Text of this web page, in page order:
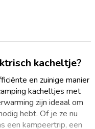
kacheltje?
en zuinige manier
kacheltjes met
zijn ideaal om
hebt. Of je ze nu
een kampeertrip, een